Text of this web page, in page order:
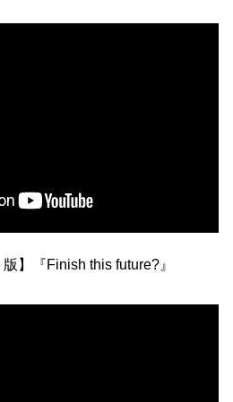
】『Finish this future?』